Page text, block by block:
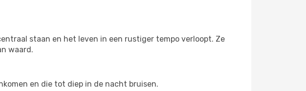
staan en het leven in een rustiger tempo verloopt. Ze
waard.
en die tot diep in de nacht bruisen.